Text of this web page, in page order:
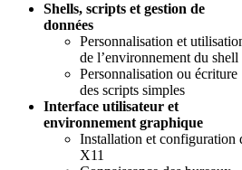
Shells, scripts et gestion de
données
Personnalisation et
de l’environnement du shell
Personnalisation ou écriture
des scripts simples
Interface utilisateur et
environnement graphique
Installation et configuration
X11